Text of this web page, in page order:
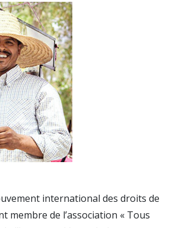
international des droits de
membre de l’association « Tous